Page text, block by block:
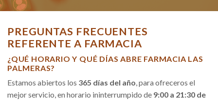
PREGUNTAS FRECUENTES
REFERENTE A FARMACIA
¿QUÉ HORARIO Y QUÉ DÍAS ABRE FARMACIA LAS
PALMERAS?
Estamos abiertos los 365 días del año, para ofreceros el
mejor servicio, en horario ininterrumpido de 9:00 a 21:30 de